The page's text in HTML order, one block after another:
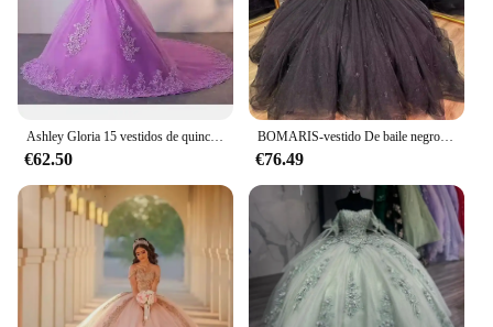
Ashley Gloria 15 vestidos de quinceañera 2024 vestidos de fiesta con hombros descubiertos vestidos de 15 años para quinceañera personalizados
€62.50
BOMARIS-vestido De baile negro brillante, Vestidos De quinceañera De princesa, Vestidos De 15 anos con cuentas De cristal, fiesta De cumpleaños personalizada
€76.49